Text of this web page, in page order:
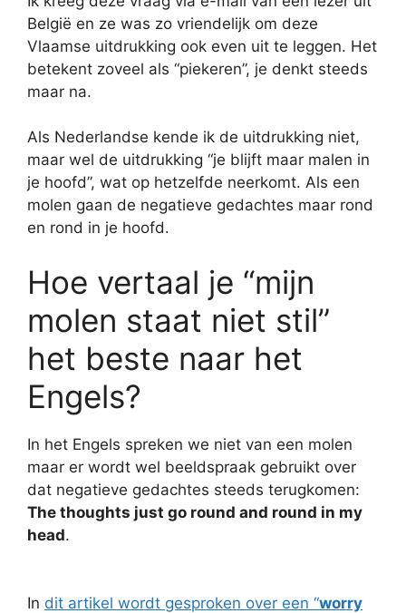
België en ze was zo vriendelijk om deze
Vlaamse uitdrukking ook even uit te leggen. Het
betekent zoveel als “piekeren”, je denkt steeds
maar na.
Als Nederlandse kende ik de uitdrukking niet,
maar wel de uitdrukking “je blijft maar malen in
je hoofd”, wat op hetzelfde neerkomt. Als een
molen gaan de negatieve gedachtes maar rond
en rond in je hoofd.
Hoe vertaal je “mijn
molen staat niet stil”
het beste naar het
Engels?
In het Engels spreken we niet van een molen
maar er wordt wel beeldspraak gebruikt over
dat negatieve gedachtes steeds terugkomen:
The thoughts just go round and round in my
head.
In dit artikel wordt gesproken over een “worry